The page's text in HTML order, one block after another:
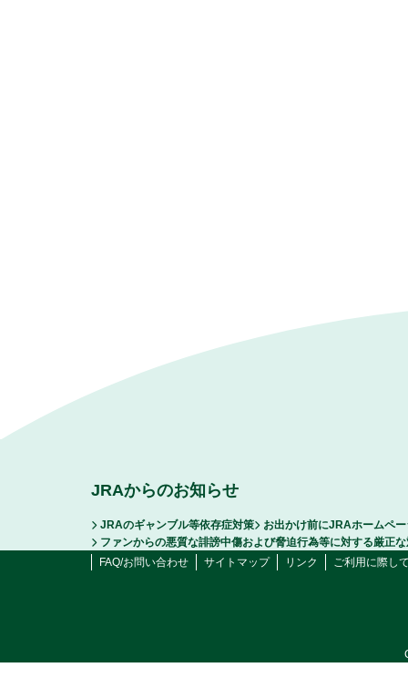
JRAからのお知らせ
JRAのギャンブル等依存症対策
お出かけ前にJRAホームペ
ファンからの悪質な誹謗中傷および脅迫行為等に対する厳正
FAQ/お問い合わせ
サイトマップ リンク ご利用に際し